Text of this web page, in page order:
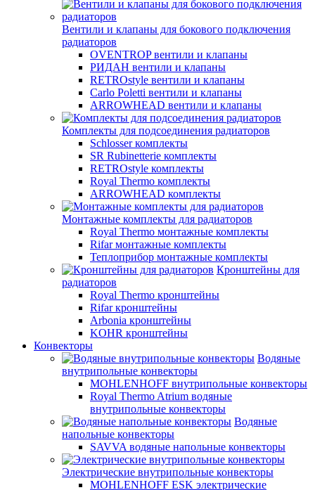
Вентили и клапаны для бокового подключения
радиаторов
OVENTROP вентили и клапаны
РИДАН вентили и клапаны
RETROstyle вентили и клапаны
Carlo Poletti вентили и клапаны
ARROWHEAD вентили и клапаны
Комплекты для подсоединения радиаторов
Schlosser комплекты
SR Rubinetterie комплекты
RETROstyle комплекты
Royal Thermo комплекты
ARROWHEAD комплекты
Монтажные комплекты для радиаторов
Royal Thermo монтажные комплекты
Rifar монтажные комплекты
Теплоприбор монтажные комплекты
Кронштейны для
радиаторов
Royal Thermo кронштейны
Rifar кронштейны
Arbonia кронштейны
KOHR кронштейны
Конвекторы
Водяные
внутрипольные конвекторы
MOHLENHOFF внутрипольные конвекторы
Royal Thermo Atrium водяные
внутрипольные конвекторы
Водяные
напольные конвекторы
SAVVA водяные напольные конвекторы
Электрические внутрипольные конвекторы
MOHLENHOFF ESK электрические